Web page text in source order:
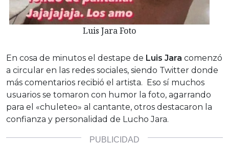
Luis Jara Foto
En cosa de minutos el destape de Luis Jara comenzó
a circular en las redes sociales, siendo Twitter donde
más comentarios recibió el artista. Eso sí muchos
usuarios se tomaron con humor la foto, agarrando
para el «chuleteo» al cantante, otros destacaron la
confianza y personalidad de Lucho Jara.